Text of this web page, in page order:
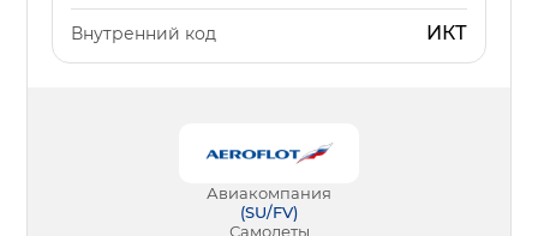
Внутренний код ИКТ
Авиакомпания
(SU/FV)
Самолеты